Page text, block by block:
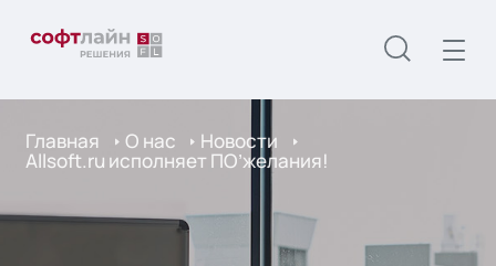
Главная О нас Новости
Allsoft.ru исполняет ПО’желания!